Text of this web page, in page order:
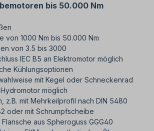
bis 50.000 Nm
von 1000 Nm bis 50.000 Nm
von 3.5 bis 3000
IEC B5 an Elektromotor möglich
Kühlungsoptionen
mit Kegel oder Schneckenrad
möglich
z.B. mit Mehrkeilprofil nach DIN 5480
oder mit Schrumpfscheibe
aus Spheroguss GGG40